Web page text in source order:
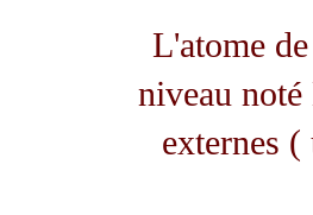
L'atome
niveau
externes